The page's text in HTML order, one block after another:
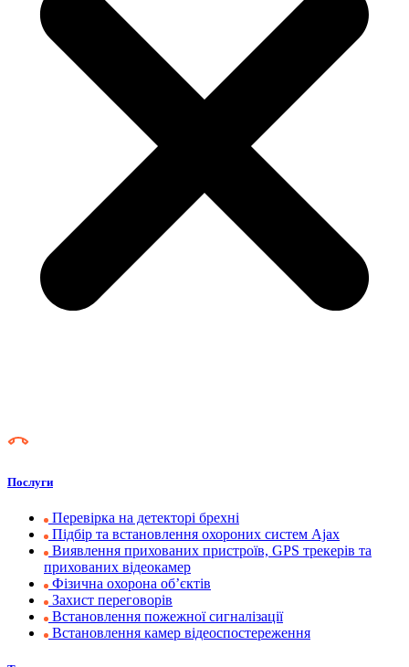
Послуги
Перевірка на детекторі брехні
Підбір та встановлення охороних систем Ajax
Виявлення прихованих пристроїв, GPS трекерів та
прихованих відеокамер
Фізична охорона об’єктів
Захист переговорів
Встановлення пожежної сигналізації
Встановлення камер відеоспостереження